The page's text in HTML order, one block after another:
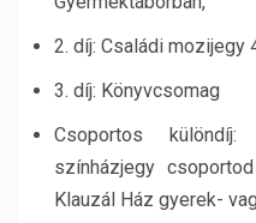
2. díj: Családi mozijegy
3. díj: Könyvcsomag
Csoportos
színházjegy
Klauzál Ház gyerek-